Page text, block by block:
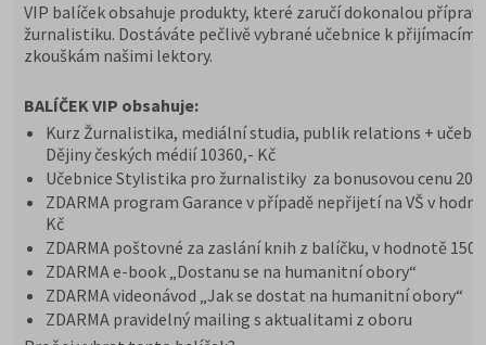
VIP balíček obsahuje produkty, které zaručí dokonalou
žurnalistiku. Dostáváte pečlivě vybrané učebnice k přijímacím
zkouškám našimi lektory.
BALÍČEK VIP obsahuje:
Kurz Žurnalistika, mediální studia, publik relations +
Dějiny českých médií 10360,- Kč
Učebnice Stylistika pro žurnalistiky za bonusovou cenu
ZDARMA program Garance v případě nepřijetí na VŠ v
Kč
ZDARMA poštovné za zaslání knih z balíčku, v hodnotě 150
ZDARMA e-book „Dostanu se na humanitní obory“
ZDARMA videonávod „Jak se dostat na humanitní obory“
ZDARMA pravidelný mailing s aktualitami z oboru